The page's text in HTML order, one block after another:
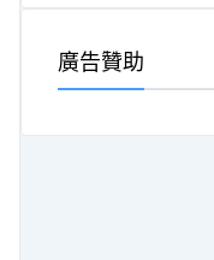
廣告贊助